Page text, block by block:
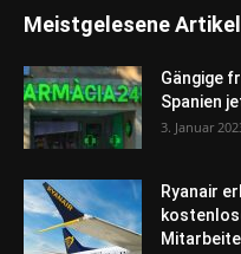
Meistgelesene Artikel
Gängige
Spanien
3. Januar
Ryanair